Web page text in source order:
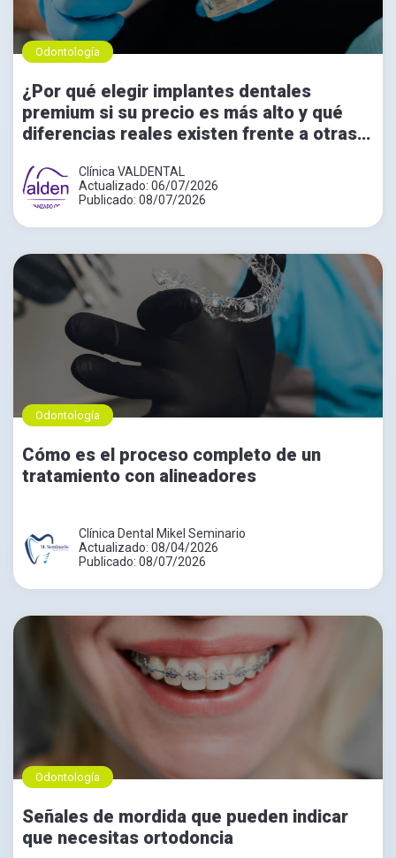
Odontología
¿Por qué elegir implantes dentales
premium si su precio es más alto y qué
diferencias reales existen frente a otras
Clínica VALDENTAL
Actualizado: 06/07/2026
Publicado: 08/07/2026
Odontología
Cómo es el proceso completo de un
tratamiento con alineadores
Clínica Dental Mikel Seminario
Actualizado: 08/04/2026
Publicado: 08/07/2026
Odontología
Señales de mordida que pueden indicar
que necesitas ortodoncia